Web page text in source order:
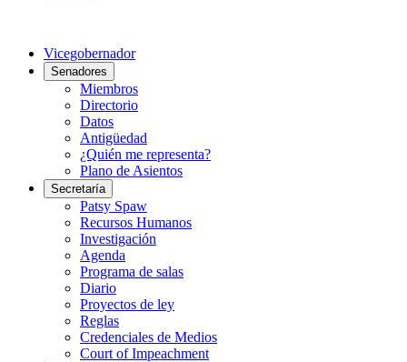
Vicegobernador
Senadores
Miembros
Directorio
Datos
Antigüedad
¿Quién me representa?
Plano de Asientos
Secretaría
Patsy Spaw
Recursos Humanos
Investigación
Agenda
Programa de salas
Diario
Proyectos de ley
Reglas
Credenciales de Medios
Court of Impeachment